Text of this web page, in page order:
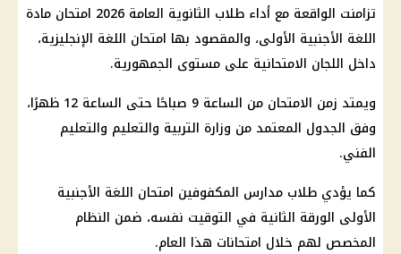
تزامنت الواقعة مع أداء طلاب الثانوية العامة 2026 امتحان مادة
اللغة الأجنبية الأولى، والمقصود بها امتحان اللغة الإنجليزية،
داخل اللجان الامتحانية على مستوى الجمهورية.
ويمتد زمن الامتحان من الساعة 9 صباحًا حتى الساعة 12 ظهرًا،
وفق الجدول المعتمد من وزارة التربية والتعليم والتعليم
الفني.
كما يؤدي طلاب مدارس المكفوفين امتحان اللغة الأجنبية
الأولى الورقة الثانية في التوقيت نفسه، ضمن النظام
المخصص لهم خلال امتحانات هذا العام.